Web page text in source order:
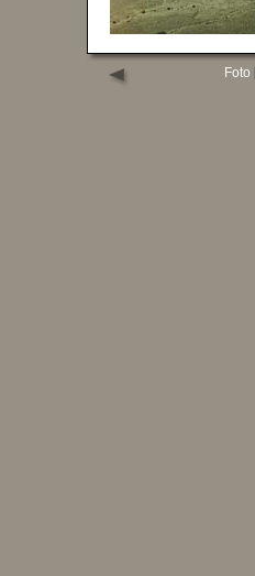
Foto